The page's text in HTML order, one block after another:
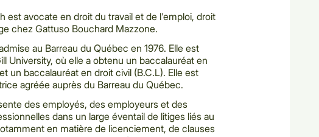
est avocate en droit du travail et de l'emploi, droit
chez Gattuso Bouchard Mazzone.
au Barreau du Québec en 1976. Elle est
University, où elle a obtenu un baccalauréat en
un baccalauréat en droit civil (B.C.L). Elle est
agréée auprès du Barreau du Québec.
des employés, des employeurs et des
dans un large éventail de litiges liés au
en matière de licenciement, de clauses